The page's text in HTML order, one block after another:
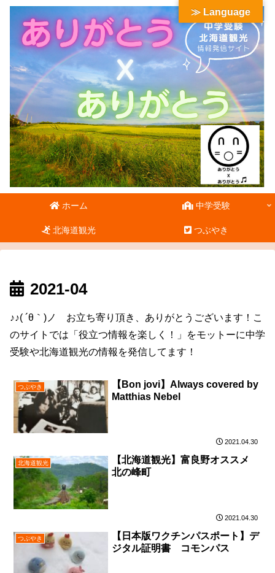
ホーム 中学受験
北海道観光 つぶやき
2021-04
♪♪( ´θ｀)ノ お立ち寄り頂き、ありがとうございます！こ
のサイトでは「役立つ情報を楽しく！」をモットーに中学
受験や北海道観光の情報を発信してます！
つぶやき
【Bon jovi】Always covered by
Matthias Nebel
2021.04.30
北海道観光
【北海道観光】富良野オススメ
北の峰町
2021.04.30
つぶやき
【日本版ワクチンパスポート】デ
ジタル証明書 コモンパス
≫ Language